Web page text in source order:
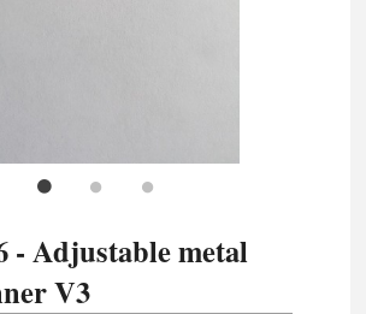
- Adjustable metal
V3